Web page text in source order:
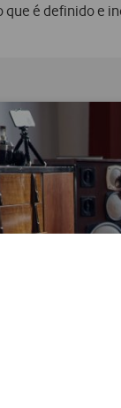
que é definido e